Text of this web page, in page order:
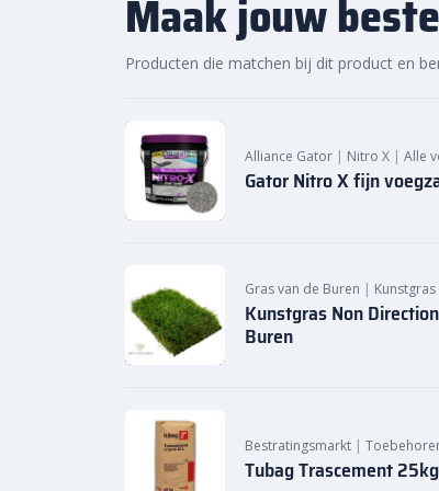
Maak jouw
Producten die matchen bij dit product en
Alliance Gator | Nitro X | Alle
Gator Nitro X fijn
Gras van de Buren | Kunstgras
Kunstgras Non
Buren
Bestratingsmarkt |
Tubag Trascement 25kg